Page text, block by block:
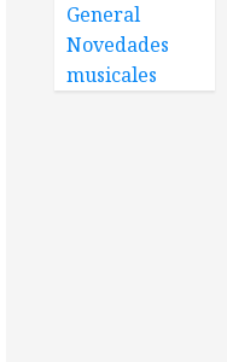
General
Novedades
musicales